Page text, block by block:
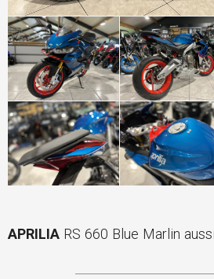
APRILIA RS 660 Blue Marlin